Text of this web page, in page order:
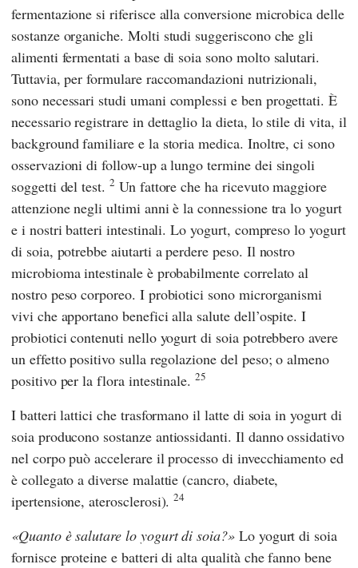
fermentazione si riferisce alla conversione microbica delle
sostanze organiche. Molti studi suggeriscono che gli
alimenti fermentati a base di soia sono molto salutari.
Tuttavia, per formulare raccomandazioni nutrizionali,
sono necessari studi umani complessi e ben progettati. È
necessario registrare in dettaglio la dieta, lo stile di vita, il
background familiare e la storia medica. Inoltre, ci sono
osservazioni di follow-up a lungo termine dei singoli
soggetti del test. 2 Un fattore che ha ricevuto maggiore
attenzione negli ultimi anni è la connessione tra lo yogurt
e i nostri batteri intestinali. Lo yogurt, compreso lo yogurt
di soia, potrebbe aiutarti a perdere peso. Il nostro
microbioma intestinale è probabilmente correlato al
nostro peso corporeo. I probiotici sono microrganismi
vivi che apportano benefici alla salute dell’ospite. I
probiotici contenuti nello yogurt di soia potrebbero avere
un effetto positivo sulla regolazione del peso; o almeno
positivo per la flora intestinale.25
I batteri lattici che trasformano il latte di soia in yogurt di
soia producono sostanze antiossidanti. Il danno ossidativo
nel corpo può accelerare il processo di invecchiamento ed
è collegato a diverse malattie (cancro, diabete,
ipertensione, aterosclerosi).24
Quanto è salutare lo yogurt di soia? Lo yogurt di soia
fornisce proteine e batteri di alta qualità che fanno bene